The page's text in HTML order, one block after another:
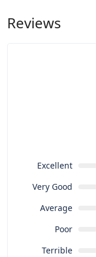
Reviews
Excellent
Very Good
Average
Poor
Terrible